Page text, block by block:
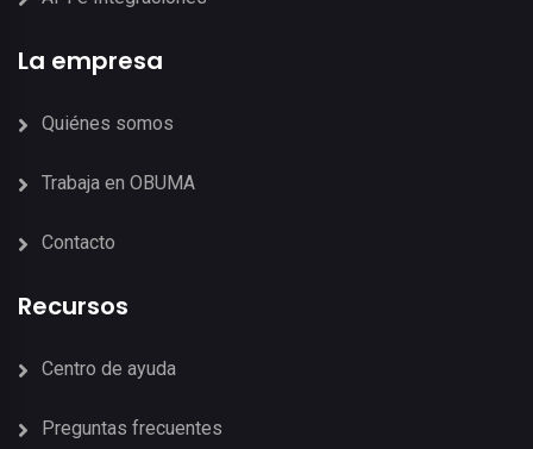
La empresa
Quiénes somos
Trabaja en OBUMA
Contacto
Recursos
Centro de ayuda
Preguntas frecuentes